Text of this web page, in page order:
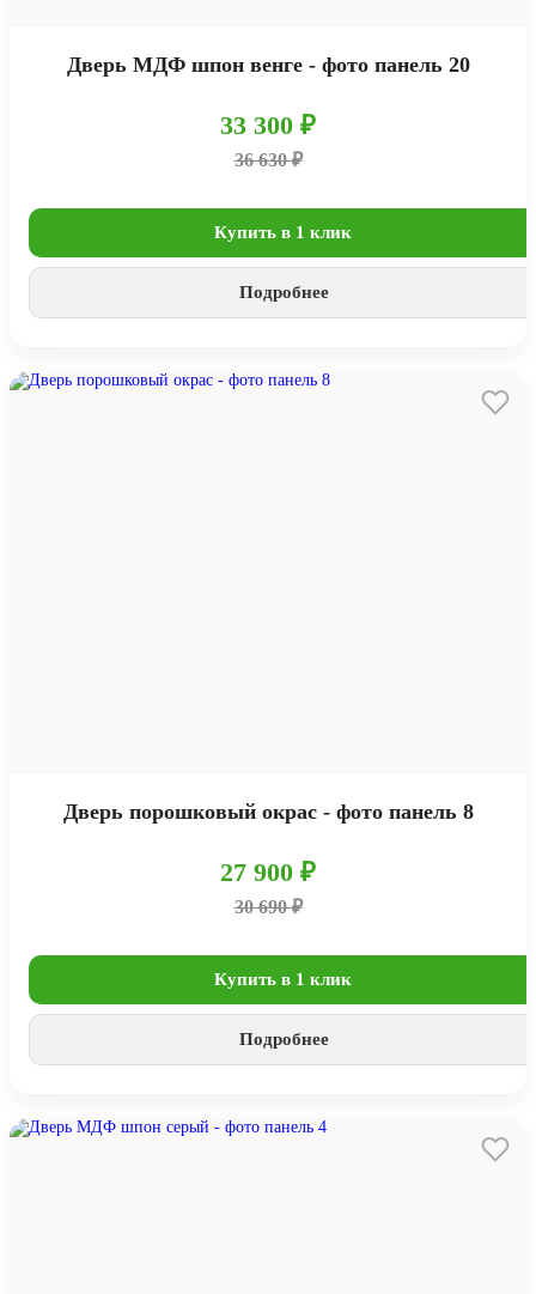
Дверь МДФ шпон венге - фото панель 20
33 300 ₽
36 630 ₽
Купить в 1 клик
Подробнее
Дверь порошковый окрас - фото панель 8
27 900 ₽
30 690 ₽
Купить в 1 клик
Подробнее